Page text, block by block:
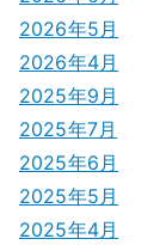
ョ
ン
2026年5月
2026年4月
2025年9月
2025年7月
2025年6月
2025年5月
2025年4月